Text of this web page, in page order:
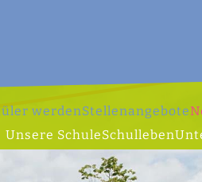
werdenStellenangebote
Unsere SchuleSchulleben